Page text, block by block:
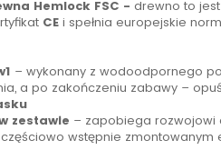
Hemlock FSC - drewno to
CEi spełnia europejskie
– wykonany z wodoodpornego
a po zakończeniu zabawy –
zestawie – zapobiega rozwojowi
wstępnie zmontowanym